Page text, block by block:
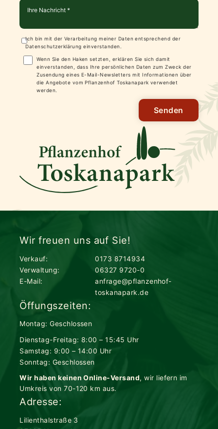
Ich bin mit der Verarbeitung meiner Daten entsprechend der
Datenschutzerklärung einverstanden.
Wenn Sie den Haken setzten, erklären Sie sich damit
einverstanden, dass Ihre persönlichen Daten zum Zweck der
Zusendung eines E-Mail-Newsletters mit Informationen über
die Angebote vom Pflanzenhof Toskanapark verwendet
werden.
Senden
Wir freuen uns auf Sie!
Verkauf:
0173 8714934
Verwaltung:
06327 9720-0
E-Mail:
anfrage@pflanzenhof-
toskanapark.de
Öffungszeiten:
Montag: Geschlossen
Dienstag-Freitag: 8:00 – 15:45 Uhr
Samstag: 9:00 – 14:00 Uhr
Sonntag: Geschlossen
Wir haben keinen Online-Versand, wir liefern im
Umkreis von 70-120 km aus.
Adresse:
Lilienthalstraße 3